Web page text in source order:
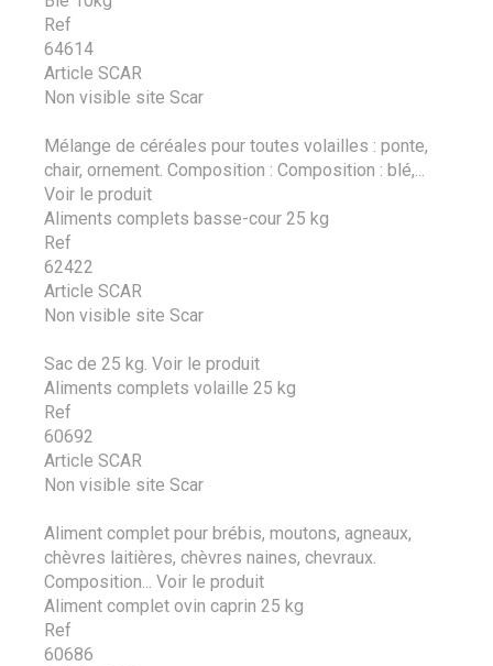
Ref
64614
Article SCAR
Non visible site Scar
Mélange de céréales pour toutes volailles : ponte,
chair, ornement. Composition : Composition : blé,...
Voir le produit
Aliments complets basse-cour 25 kg
Ref
62422
Article SCAR
Non visible site Scar
Sac de 25 kg. Voir le produit
Aliments complets volaille 25 kg
Ref
60692
Article SCAR
Non visible site Scar
Aliment complet pour brébis, moutons, agneaux,
chèvres laitières, chèvres naines, chevraux.
Composition...
Voir le produit
Aliment complet ovin caprin 25 kg
Ref
60686